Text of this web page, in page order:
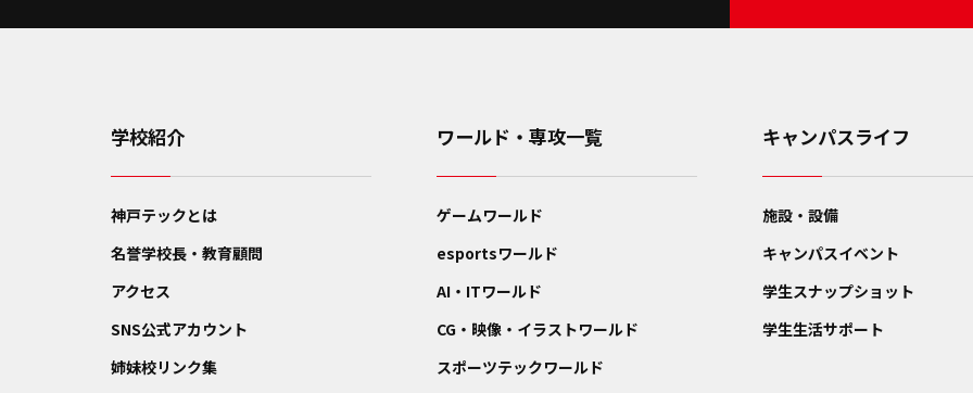
学校紹介
神戸テックとは
名誉学校長・教育顧問
アクセス
SNS公式アカウント
姉妹校リンク集
ワールド・専攻一覧
ゲームワールド
esportsワールド
AI・ITワールド
CG・映像・イラストワールド
スポーツテックワールド
キャンパスライフ
施設・設備
キャンパスイベント
学生スナップショット
学生生活サポート